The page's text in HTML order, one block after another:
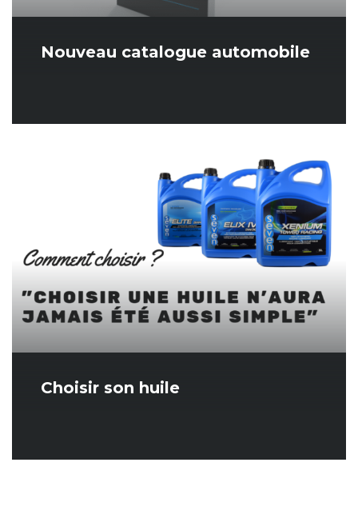
Nouveau catalogue automobile
Choisir son huile